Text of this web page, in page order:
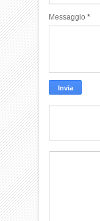
Messaggio*